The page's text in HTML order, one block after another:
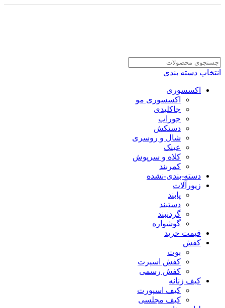
انتخاب دسته بندی
اکسسوری
اکسسوری مو
جاکلیدی
جوراب
دستکش
شال و روسری
عینک
کلاه و سرپوش
کمربند
دسته-بندی-نشده
زیورآلات
پابند
دستبند
گردنبند
گوشواره
قیمت خرید
کفش
بوت
کفش اسپرت
کفش رسمی
کیف زنانه
کیف اسپورت
کیف مجلسی